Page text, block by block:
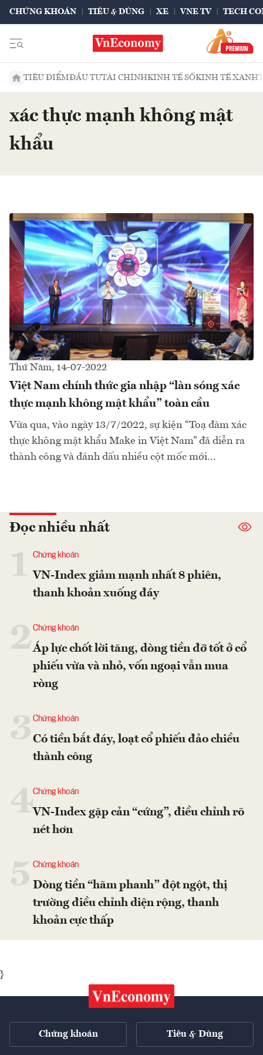
CHỨNG KHOÁN TIÊU & DÙNG XE VNE TV TECH
TIÊU ĐIỂMĐẦU TƯTÀI CHÍNHKINH TẾ SỐKINH TẾ XANH
xác thực mạnh không mật
khẩu
Thứ Năm, 14-07-2022
Việt Nam chính thức gia nhập “làn sóng xác
thực mạnh không mật khẩu” toàn cầu
Vừa qua, vào ngày 13/7/2022, sự kiện “Toạ đàm xác
thực không mật khẩu Make in Việt Nam” đã diễn ra
thành công và đánh dấu nhiều cột mốc mới...
Đọc nhiều nhất
Chứng khoán
VN-Index giảm mạnh nhất 8 phiên,
thanh khoản xuống đáy
2Chứng khoán
Áp lực chốt lời tăng, dòng tiền đỡ tốt ở cổ
phiếu vừa và nhỏ, vốn ngoại vẫn mua
ròng
Chứng khoán
Có tiền bắt đáy, loạt cổ phiếu đảo chiều
thành công
4Chứng khoán
VN-Index gặp cản “cứng”, điều chỉnh rõ
nét hơn
Chứng khoán
Dòng tiền “hãm phanh” đột ngột, thị
trường điều chỉnh diện rộng, thanh
khoản cực thấp
}
Chứng khoán Tiêu & Dùng